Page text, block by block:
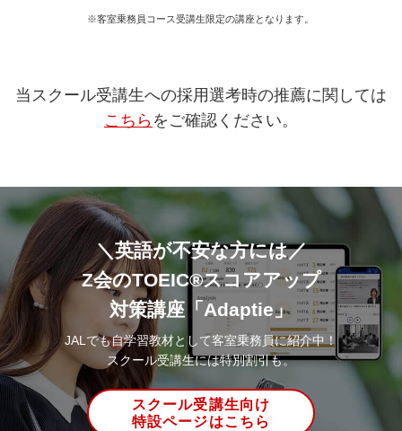
※客室乗務員コース受講生限定の講座となります。
当スクール受講生への採用選考時の推薦に関しては
こちら をご確認ください。
＼英語が不安な方には／
Z会のTOEIC®スコアアップ
対策講座「Adaptie」
JALでも自学習教材として客室乗務員に紹介中！
スクール受講生には特別割引も。
スクール受講生向け
特設ページはこちら